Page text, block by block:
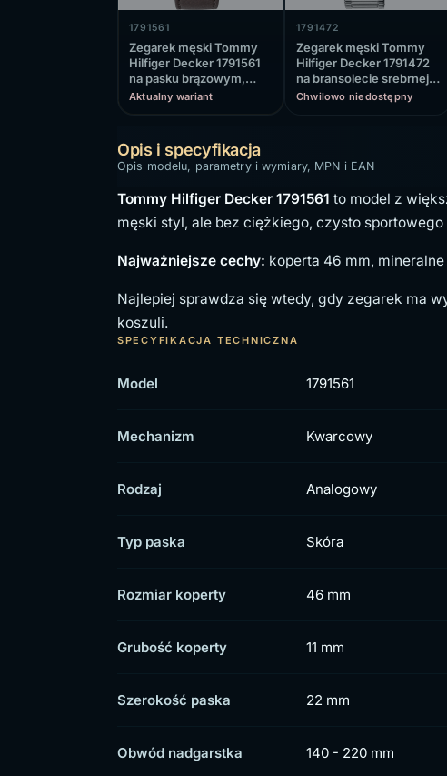
1791561
Zegarek męski Tommy
Hilfiger Decker 1791561
na pasku brązowym,
granatowa tarcza
Aktualny wariant
1791472
Zegarek męski Tommy
Hilfiger Decker 1791472
na bransolecie srebrnej,
czarna tarcza, WR50
Chwilowo niedostępny
Opis i specyfikacja
Opis modelu, parametry i wymiary, MPN i EAN
Tommy Hilfiger Decker 1791561 to model z
męski styl, ale bez ciężkiego, czysto sportowego
Najważniejsze cechy: koperta 46 mm,
Najlepiej sprawdza się wtedy, gdy zegarek ma
koszuli.
SPECYFIKACJA TECHNICZNA
Model 1791561
Mechanizm Kwarcowy
Rodzaj Analogowy
Typ paska Skóra
Rozmiar koperty 46 mm
Grubość koperty 11 mm
Szerokość paska 22 mm
Obwód nadgarstka 140 - 220 mm